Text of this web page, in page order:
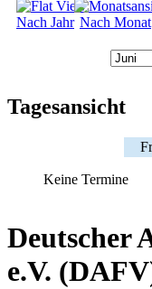
Nach Jahr Nach Monat
Tagesansicht
Keine Termine
Deutscher
e.V.